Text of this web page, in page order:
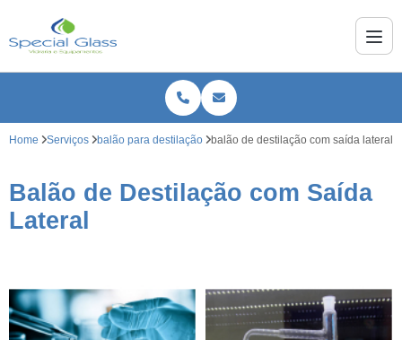
Home Serviços balão para destilação balão de destilação com saída lateral
Balão de Destilação com Saída
Lateral